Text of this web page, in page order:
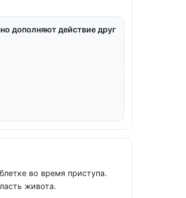
дополняют действие друг
во время приступа.
живота.